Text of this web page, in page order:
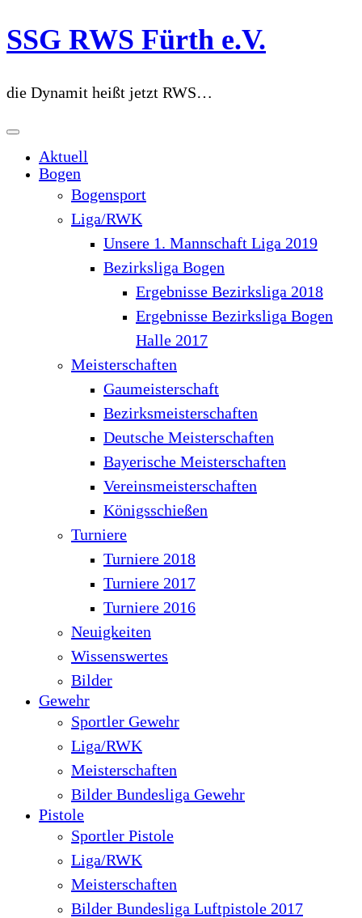
Zum
Inhalt
SSG RWS Fürth e.V.
die Dynamit heißt jetzt RWS…
Aktuell
Bogen
Bogensport
Liga/RWK
Unsere 1. Mannschaft Liga 2019
Bezirksliga Bogen
Ergebnisse Bezirksliga 2018
Ergebnisse Bezirksliga Bogen
Halle 2017
Meisterschaften
Gaumeisterschaft
Bezirksmeisterschaften
Deutsche Meisterschaften
Bayerische Meisterschaften
Vereinsmeisterschaften
Königsschießen
Turniere
Turniere 2018
Turniere 2017
Turniere 2016
Neuigkeiten
Wissenswertes
Bilder
Gewehr
Sportler Gewehr
Liga/RWK
Meisterschaften
Bilder Bundesliga Gewehr
Pistole
Sportler Pistole
Liga/RWK
Meisterschaften
Bilder Bundesliga Luftpistole 2017